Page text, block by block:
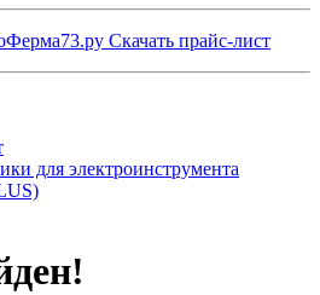
Скачать прайс-лист
для электроинструмента